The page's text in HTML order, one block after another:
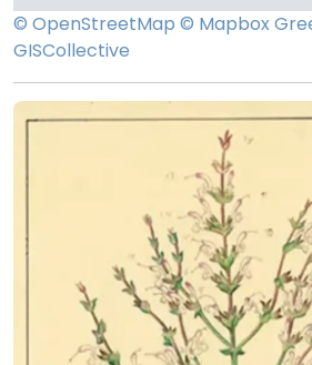
© OpenStreetMap © Mapbox
GISCollective